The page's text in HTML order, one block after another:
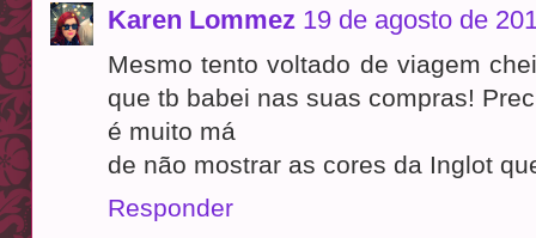
Karen Lommez 19 de agosto de
Mesmo tento voltado de viagem
que tb babei nas suas compras!
é muito má
de não mostrar as cores da Inglot
Responder